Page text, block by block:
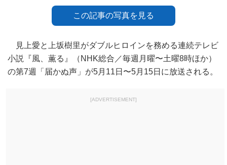
この記事の写真を見る
見上愛と上坂樹里がダブルヒロインを務める連続テレビ
小説『風、薫る』（NHK総合／毎週月曜〜土曜8時ほか）
の第7週「届かぬ声」が5月11日〜5月15日に放送される。
[ADVERTISEMENT]